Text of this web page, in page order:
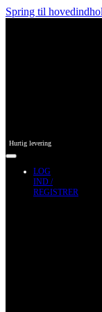
Spring til
Hurtig levering
LOG
IND /
REGISTRER